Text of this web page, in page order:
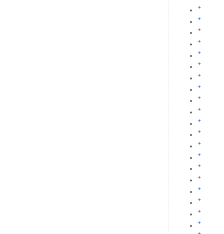
+
+
+
+
+
+
+
+
+
+
+
+
+
+
+
+
+
+
+
+